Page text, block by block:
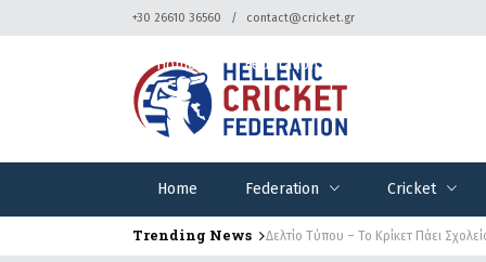
+30 26610 36560 contact@cricket.gr
Home Federation Cricket
Home Federation
Trending News Δελτίο Τύπου – Το Κρίκετ Πάει
Δελτίο Τύπου – Το 14ο Δημοτικό